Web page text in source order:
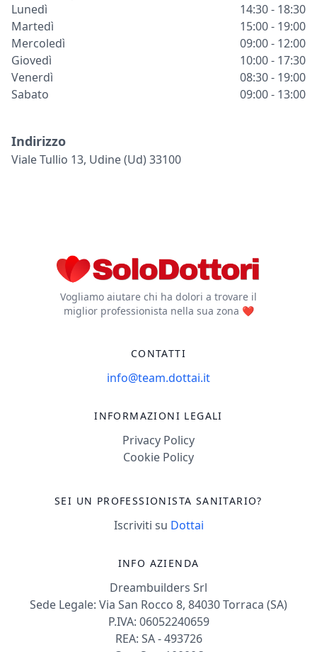
Lunedì
14:30 - 18:30
Martedì
15:00 - 19:00
Mercoledì
09:00 - 12:00
Giovedì
10:00 - 17:30
Venerdì
08:30 - 19:00
Sabato
09:00 - 13:00
Indirizzo
Viale Tullio 13, Udine (ud) 33100
Vogliamo aiutare chi ha dolori a trovare il
miglior professionista nella sua zona ❤️
CONTATTI
info@team.dottai.it
INFORMAZIONI LEGALI
Privacy Policy
Cookie Policy
SEI UN PROFESSIONISTA SANITARIO?
Iscriviti su Dottai
INFO AZIENDA
Dreambuilders Srl
Sede Legale: Via San Rocco 8, 84030 Torraca (SA)
P.IVA: 06052240659
REA: SA - 493726